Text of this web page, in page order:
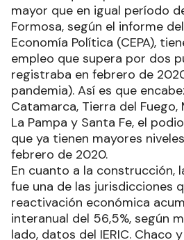
mayor que en igual período
Formosa, según el informe
Economía Política (CEPA),
empleo que supera por dos
registraba en febrero de
pandemia). Así es que
Catamarca, Tierra del Fuego,
La Pampa y Santa Fe, el
que ya tienen mayores
febrero de 2020.
En cuanto a la construcción,
fue una de las jurisdicciones
reactivación económica
interanual del 56,5%, según
lado, datos del IERIC. Chaco